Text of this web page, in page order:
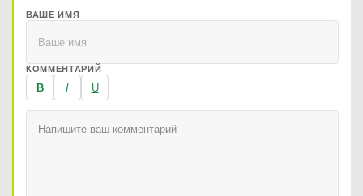
ВАШЕ ИМЯ
КОММЕНТАРИЙ
B I U